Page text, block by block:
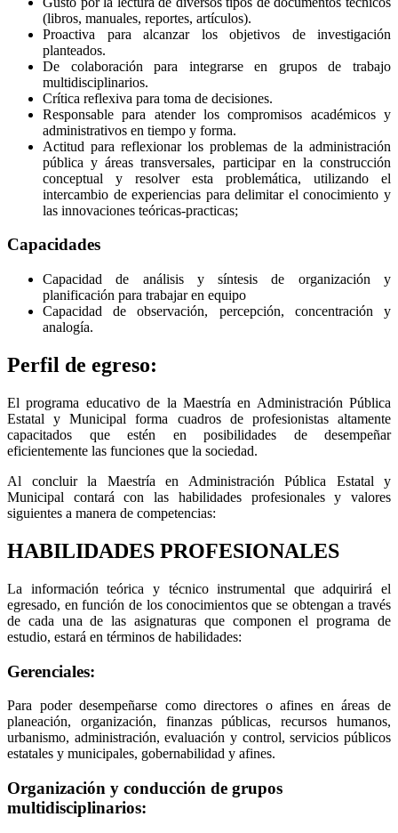
(libros, manuales, reportes, artículos).
Proactiva para alcanzar los objetivos de investigación
planteados.
De colaboración para integrarse en grupos de trabajo
multidisciplinarios.
Crítica reflexiva para toma de decisiones.
Responsable para atender los compromisos académicos y
administrativos en tiempo y forma.
Actitud para reflexionar los problemas de la administración
pública y áreas transversales, participar en la construcción
conceptual y resolver esta problemática, utilizando el
intercambio de experiencias para delimitar el conocimiento y
las innovaciones teóricas-practicas;
Capacidades
Capacidad de análisis y síntesis de organización y
planificación para trabajar en equipo
Capacidad de observación, percepción, concentración y
analogía.
Perfil de egreso:
El programa educativo de la Maestría en Administración Pública
Estatal y Municipal forma cuadros de profesionistas altamente
capacitados que estén en posibilidades de desempeñar
eficientemente las funciones que la sociedad.
Al concluir la Maestría en Administración Pública Estatal y
Municipal contará con las habilidades profesionales y valores
siguientes a manera de competencias:
HABILIDADES PROFESIONALES
La información teórica y técnico instrumental que adquirirá el
egresado, en función de los conocimientos que se obtengan a través
de cada una de las asignaturas que componen el programa de
estudio, estará en términos de habilidades:
Gerenciales:
Para poder desempeñarse como directores o afines en áreas de
planeación, organización, finanzas públicas, recursos humanos,
urbanismo, administración, evaluación y control, servicios públicos
estatales y municipales, gobernabilidad y afines.
Organización y conducción de grupos
multidisciplinarios: